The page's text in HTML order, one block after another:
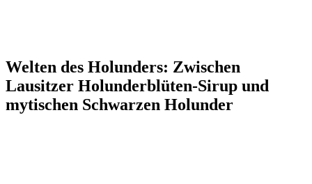
Welten des Holunders: Zwischen
Lausitzer Holunderblüten-Sirup und
mytischen Schwarzen Holunder